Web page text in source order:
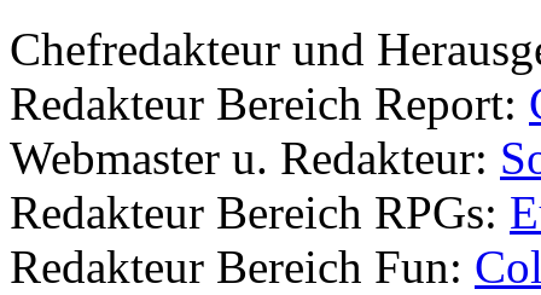
Chefredakteur und
Redakteur Bereich Report:
Webmaster u. Redakteur:
Redakteur Bereich RPGs:
Redakteur Bereich Fun: